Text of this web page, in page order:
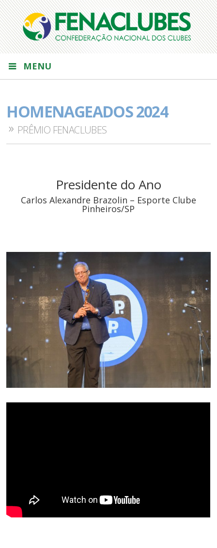
MENU
HOMENAGEADOS 2024
PRÊMIO FENACLUBES
Presidente do Ano
Carlos Alexandre Brazolin – Esporte Clube
Pinheiros/SP